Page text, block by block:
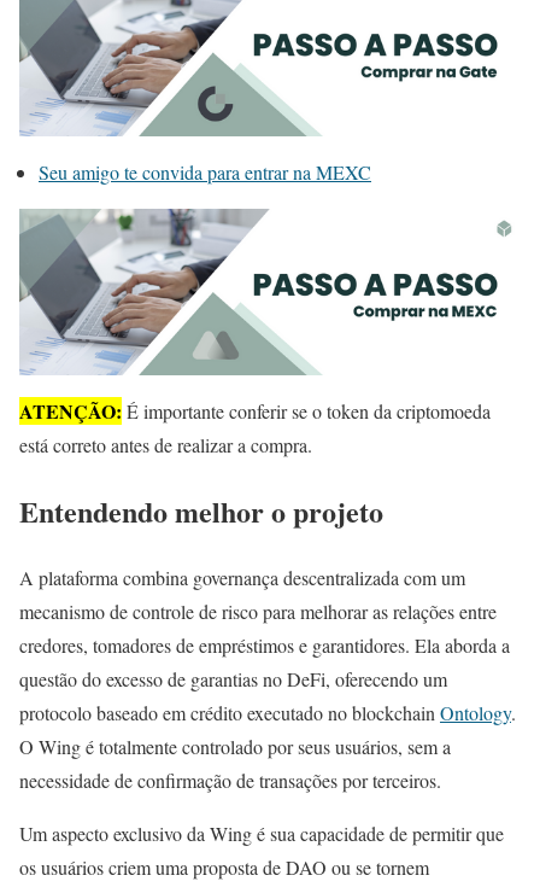
Seu amigo te convida para entrar na MEXC
ATENÇÃO: É importante conferir se o token da criptomoeda
está correto antes de realizar a compra.
Entendendo melhor o projeto
A plataforma combina governança descentralizada com um
mecanismo de controle de risco para melhorar as relações entre
credores, tomadores de empréstimos e garantidores. Ela aborda a
questão do excesso de garantias no DeFi, oferecendo um
protocolo baseado em crédito executado no blockchainOntology.
O Wing é totalmente controlado por seus usuários, sem a
necessidade de confirmação de transações por terceiros.
Um aspecto exclusivo da Wing é sua capacidade de permitir que
os usuários criem uma proposta de DAO ou se tornem